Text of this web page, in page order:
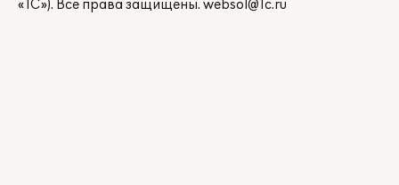
«1С»). Все права защищены. websol@1c.ru